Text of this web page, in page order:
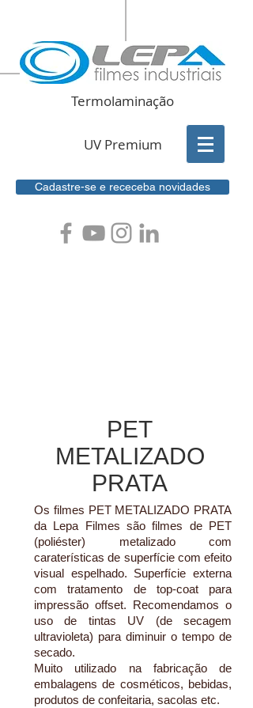
Termolaminação
UV Premium
Cadastre-se e receceba novidades
PET
METALIZADO
PRATA
Os filmes PET METALIZADO PRATA
da Lepa Filmes são filmes de PET
(poliéster) metalizado com
caraterísticas de superfície com efeito
visual espelhado. Superfície externa
com tratamento de top-coat para
impressão offset. Recomendamos o
uso de tintas UV (de secagem
ultravioleta) para diminuir o tempo de
secado.
Muito utilizado na fabricação de
embalagens de cosméticos, bebidas,
produtos de confeitaria, sacolas etc.